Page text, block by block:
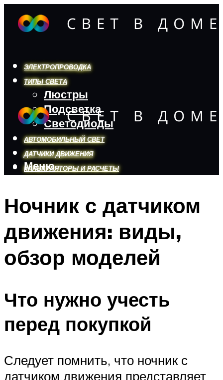
ЭЛЕКТРОПРОВОДКА
ТИПЫ СВЕТА
Люстры
Подсветка
Светодиоды
АВТОМОБИЛЬНЫЙ СВЕТ
ДАТЧИКИ ДВИЖЕНИЯ
КАЛЬКУЛЯТОРЫ И РАСЧЕТЫ
Меню
Меню
Ночник с датчиком
движения: виды,
обзор моделей
Что нужно учесть
перед покупкой
Следует помнить, что ночник с
датчиком движения представляет